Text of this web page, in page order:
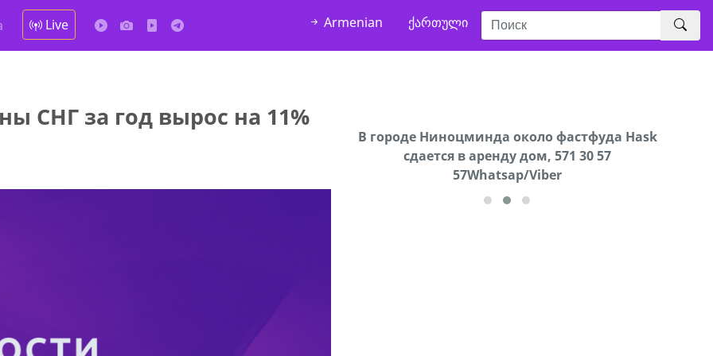
Live Armenian ქართული
СНГ за год вырос на 11%
В городе Ниноцминда около фастфуда Hask
cдается в аренду дом, 571 30 57
57Whatsap/Viber
Продается машина марки Prado,571 30 57
57Whatsap/Viber